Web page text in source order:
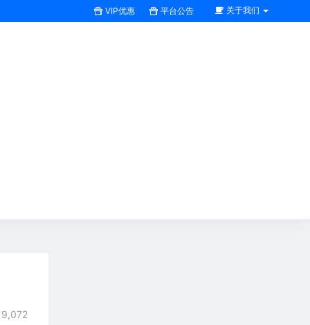
VIP优惠 平台公告 关于我们